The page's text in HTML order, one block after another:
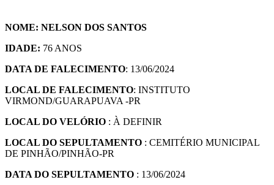
NOME: NELSON DOS SANTOS
IDADE: 76 ANOS
DATA DE FALECIMENTO: 13/06/2024
LOCAL DE FALECIMENTO: INSTITUTO
VIRMOND/GUARAPUAVA -PR
LOCAL DO VELÓRIO : À DEFINIR
LOCAL DO SEPULTAMENTO : CEMITÉRIO MUNICIPAL
DE PINHÃO/PINHÃO-PR
DATA DO SEPULTAMENTO : 13/06/2024